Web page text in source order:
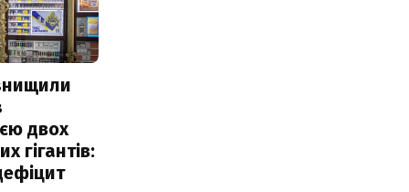
двох
гігантів: